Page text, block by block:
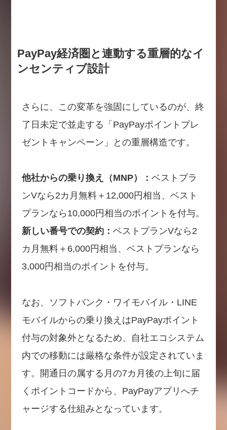
PayPay経済圏と連動する重層的なイ
ンセンティブ設計
さらに、この変革を強固にしているのが、終
了日未定で並走する「PayPayポイントプレ
ゼントキャンペーン」との重層構造です。
他社からの乗り換え（MNP）： ベストプラ
ンVなら2カ月無料＋12,000円相当、ベスト
プランなら10,000円相当のポイントを付与。
新しい番号での契約： ベストプランVなら2
カ月無料＋6,000円相当、ベストプランなら
3,000円相当のポイントを付与。
なお、ソフトバンク・ワイモバイル・LINE
モバイルからの乗り換えはPayPayポイント
付与の対象外となるため、自社エコシステム
内での移動には厳格な条件が設定されていま
す。開通日の属する月の7カ月後の上旬に届
くポイントコードから、PayPayアプリへチ
ャージする仕組みとなっています。